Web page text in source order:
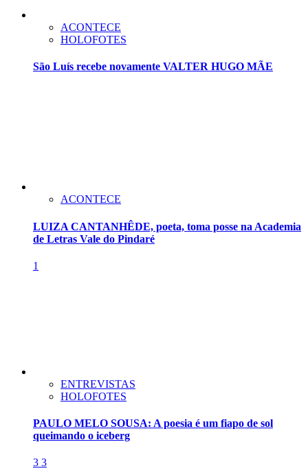
ACONTECE
HOLOFOTES
São Luís recebe novamente VALTER HUGO MÃE
ACONTECE
LUIZA CANTANHÊDE, poeta, toma posse na Academia
de Letras Vale do Pindaré
1
ENTREVISTAS
HOLOFOTES
PAULO MELO SOUSA: A poesia é um fiapo de sol
queimando o iceberg
3 3